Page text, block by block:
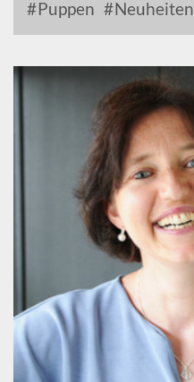
Puppen
Neuheiten